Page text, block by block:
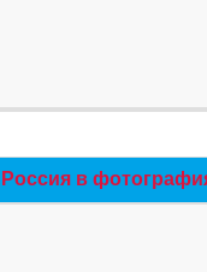
Россия в